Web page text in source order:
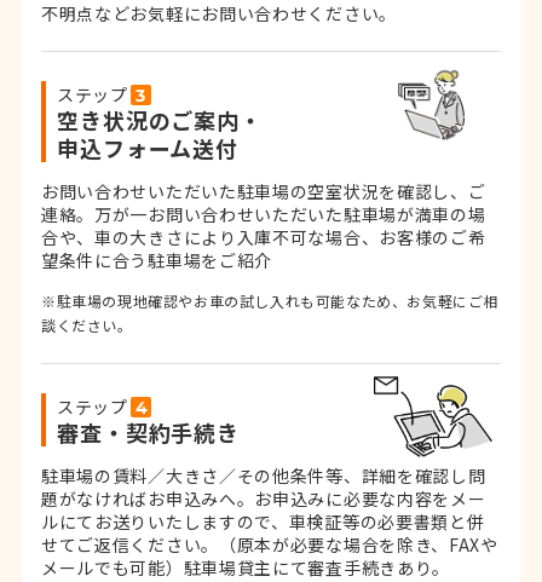
不明点などお気軽にお問い合わせください。
ステップ
空き状況のご案内・
申込フォーム送付
お問い合わせいただいた駐車場の空室状況を確認し、ご
連絡。 万が一お問い合わせいただいた駐車場が満車の場
合や、車の大きさにより入庫不可な場合、お客様のご希
望条件に合う駐車場をご紹介
※駐車場の現地確認やお車の試し入れも可能なため、お気軽にご相
談ください。
ステップ
審査・契約手続き
駐車場の賃料／大きさ／その他条件等、詳細を確認し問
題がなければお申込みへ。お申込みに必要な内容をメー
ルにてお送りいたしますので、車検証等の必要書類と併
せてご返信ください。
（原本が必要な場合を除き、FAXや
メールでも可能） 駐車場貸主にて審査手続きあり。